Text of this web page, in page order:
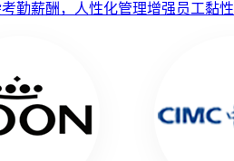
勤薪酬，人性化管理增强员工黏性